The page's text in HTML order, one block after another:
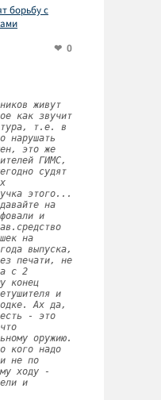
борьбу с
0
живут
как звучит
т.е. в
нарушать
это же
ГИМС,
судят
этого...
на
и
на
выпуска,
печати, не
с 2
конец
и
Ах да,
- это
оружию.
кого надо
не по
ходу -
и